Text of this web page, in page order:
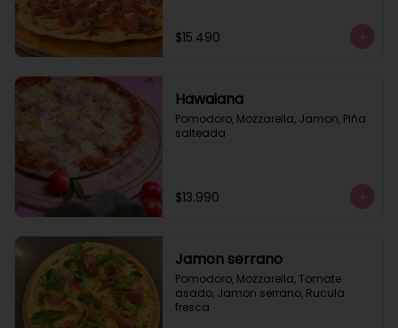
$15.490
Hawaiana
Pomodoro, Mozzarella, Jamon, Piña
salteada
$13.990
Jamon serrano
Pomodoro, Mozzarella, Tomate
asado, Jamon serrano, Rucula
fresca